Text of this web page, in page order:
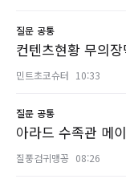
질문 공통
컨텐츠현황 무의
민트초코슈터 10:33
질문 공통
아라드 수족관 메
질풍검귀맹꽁 08:26